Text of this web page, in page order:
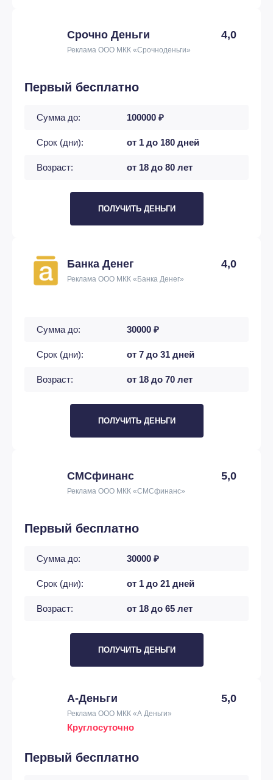
Срочно Деньги 4,0
Реклама ООО МКК «Срочноденьги»
Первый бесплатно
Сумма до: 100000 ₽
Срок (дни): от 1 до 180 дней
Возраст: от 18 до 80 лет
ПОЛУЧИТЬ ДЕНЬГИ
Банка Денег 4,0
Реклама ООО МКК «Банка Денег»
Сумма до: 30000 ₽
Срок (дни): от 7 до 31 дней
Возраст: от 18 до 70 лет
ПОЛУЧИТЬ ДЕНЬГИ
СМСфинанс 5,0
Реклама ООО МКК «СМСфинанс»
Первый бесплатно
Сумма до: 30000 ₽
Срок (дни): от 1 до 21 дней
Возраст: от 18 до 65 лет
ПОЛУЧИТЬ ДЕНЬГИ
А-Деньги 5,0
Реклама ООО МКК «А Деньги»
Круглосуточно
Первый бесплатно